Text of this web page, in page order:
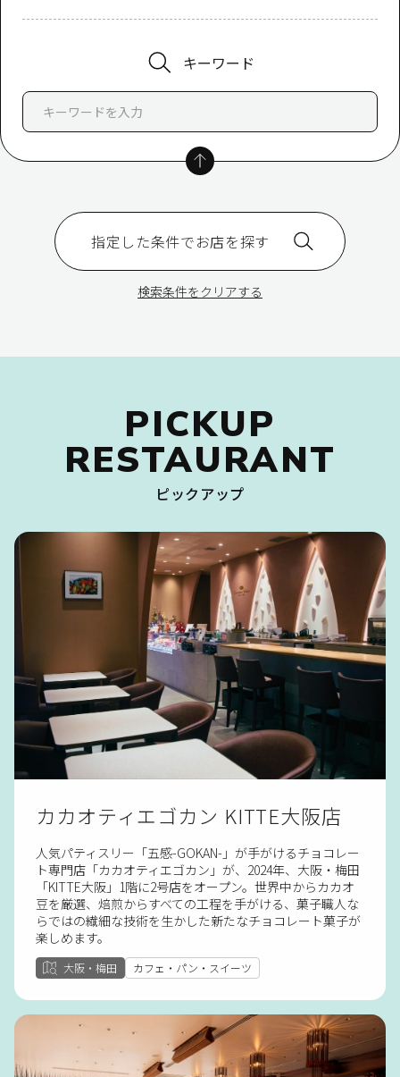
キーワード
指定した条件でお店を探す
検索条件をクリアする
PICKUP
RESTAURANT
ピックアップ
カカオティエゴカン KITTE大阪店
人気パティスリー「五感-GOKAN-」が手がけるチョコレー
ト専門店「カカオティエゴカン」が、2024年、大阪・梅田
「KITTE大阪」1階に2号店をオープン。世界中からカカオ
豆を厳選、焙煎からすべての工程を手がける、菓子職人な
らではの繊細な技術を生かした新たなチョコレート菓子が
楽しめます。
大阪・梅田 カフェ・パン・スイーツ